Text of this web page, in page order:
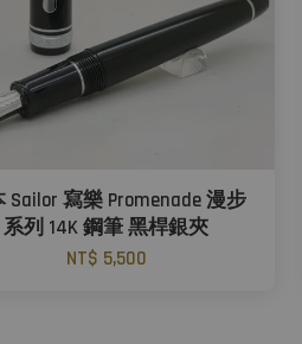
Sailor 寫樂 Promenade 漫步
系列 14K 鋼筆 黑桿銀夾
NT$ 5,500